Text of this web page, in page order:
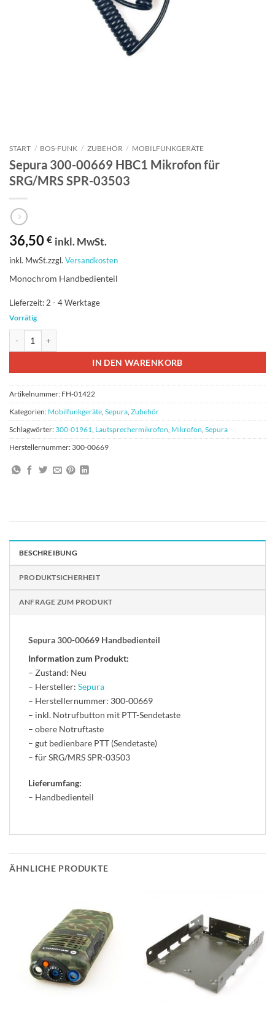
START / BOS-FUNK / ZUBEHÖR / MOBILFUNKGERÄTE
Sepura 300-00669 HBC1 Mikrofon für
SRG/MRS SPR-03503
36,50 € inkl. MwSt.
inkl. MwSt.zzgl. Versandkosten
Monochrom Handbedienteil
Lieferzeit:2 - 4 Werktage
Vorrätig
IN DEN WARENKORB
Artikelnummer: FH-01422
Kategorien: Mobilfunkgeräte Sepura Zubehör
Schlagwörter: 300-01961 Lautsprechermikrofon Mikrofon Sepura
Herstellernummer: 300-00669
BESCHREIBUNG
PRODUKTSICHERHEIT
ANFRAGE ZUM PRODUKT
Sepura 300-00669 Handbedienteil
Information zum Produkt:
– Zustand: Neu
– Hersteller: Sepura
– Herstellernummer: 300-00669
– inkl. Notrufbutton mit PTT-Sendetaste
– obere Notruftaste
– gut bedienbare PTT (Sendetaste)
– für SRG/MRS SPR-03503
Lieferumfang:
– Handbedienteil
ÄHNLICHE PRODUKTE